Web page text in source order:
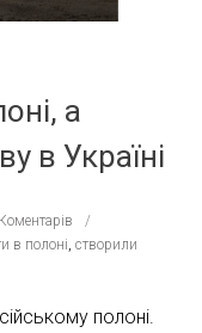
а
в Україні
в полоні, створили
полоні.